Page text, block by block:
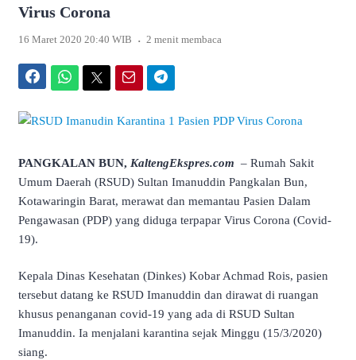
Virus Corona
16 Maret 2020 20:40 WIB . 2 menit membaca
PANGKALAN BUN, KaltengEkspres.com – Rumah Sakit
Umum Daerah (RSUD) Sultan Imanuddin Pangkalan Bun,
Kotawaringin Barat, merawat dan memantau Pasien Dalam
Pengawasan (PDP) yang diduga terpapar Virus Corona (Covid-
19).
Kepala Dinas Kesehatan (Dinkes) Kobar Achmad Rois, pasien
tersebut datang ke RSUD Imanuddin dan dirawat di ruangan
khusus penanganan covid-19 yang ada di RSUD Sultan
Imanuddin. Ia menjalani karantina sejak Minggu (15/3/2020)
siang.